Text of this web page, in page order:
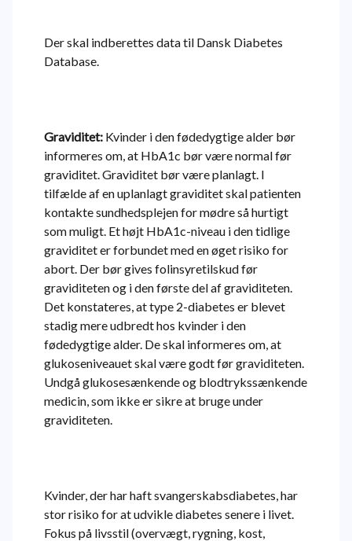
Der skal indberettes data til Dansk Diabetes
Database.
Graviditet: Kvinder i den fødedygtige alder bør
informeres om, at HbA1c bør være normal før
graviditet. Graviditet bør være planlagt. I
tilfælde af en uplanlagt graviditet skal patienten
kontakte sundhedsplejen for mødre så hurtigt
som muligt. Et højt HbA1c-niveau i den tidlige
graviditet er forbundet med en øget risiko for
abort. Der bør gives folinsyretilskud før
graviditeten og i den første del af graviditeten.
Det konstateres, at type 2-diabetes er blevet
stadig mere udbredt hos kvinder i den
fødedygtige alder. De skal informeres om, at
glukoseniveauet skal være godt før graviditeten.
Undgå glukosesænkende og blodtrykssænkende
medicin, som ikke er sikre at bruge under
graviditeten.
Kvinder, der har haft svangerskabsdiabetes, har
stor risiko for at udvikle diabetes senere i livet.
Fokus på livsstil (overvægt, rygning, kost,